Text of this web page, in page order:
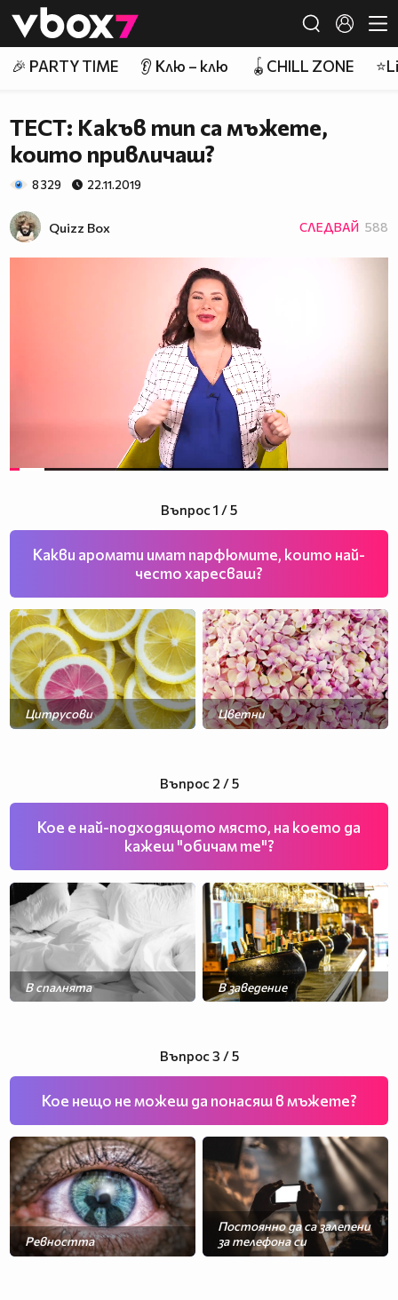
👾
🎉 PARTY TIME 👂 Клю – клю 🪀CHILL ZONE
ТЕСТ: Какъв тип са мъжете,
които привличаш?
8 329 22.11.2019
Quizz Box СЛЕДВАЙ 588
Въпрос 1 / 5
Какви аромати имат парфюмите, които най-
често харесваш?
Цитрусови Цветни
Ориенталски Дървесни
Въпрос 2 / 5
Кое е най-подходящото място, на което да
кажеш "обичам те"?
В спалнята В заведение
На разходка На празник
Въпрос 3 / 5
Кое нещо не можеш да понасяш в мъжете?
Ревността
Постоянно да са залепени
за телефона си
Ако е твърде сериозен
Зависимостта от
роднини